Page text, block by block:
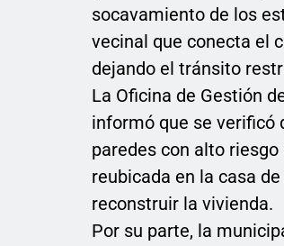
socavamiento de los
vecinal que conecta el
dejando el tránsito
La Oficina de Gestión
informó que se verificó
paredes con alto
reubicada en la casa
reconstruir la vivienda.
Por su parte, la